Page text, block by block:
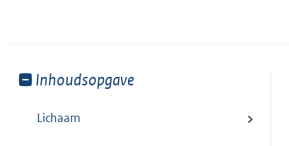
Toon
van:
Inhoudsopgave
Lichaam